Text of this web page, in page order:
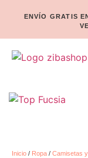
ENVÍO GRATIS
Inicio / Ropa / Camisetas